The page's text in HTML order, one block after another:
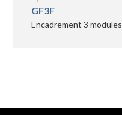
GF3F
Encadrement 3 modules